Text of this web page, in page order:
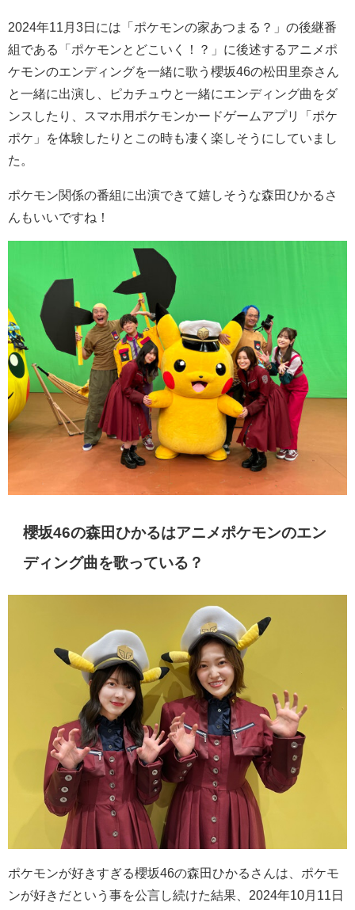
2024年11月3日には「ポケモンの家あつまる？」の後継番
組である「ポケモンとどこいく！？」に後述するアニメポ
ケモンのエンディングを一緒に歌う櫻坂46の松田里奈さん
と一緒に出演し、ピカチュウと一緒にエンディング曲をダ
ンスしたり、スマホ用ポケモンかードゲームアプリ「ポケ
ポケ」を体験したりとこの時も凄く楽しそうにしていまし
た。
ポケモン関係の番組に出演できて嬉しそうな森田ひかるさ
んもいいですね！
櫻坂46の森田ひかるはアニメポケモンのエン
ディング曲を歌っている？
ポケモンが好きすぎる櫻坂46の森田ひかるさんは、ポケモ
ンが好きだという事を公言し続けた結果、2024年10月11日